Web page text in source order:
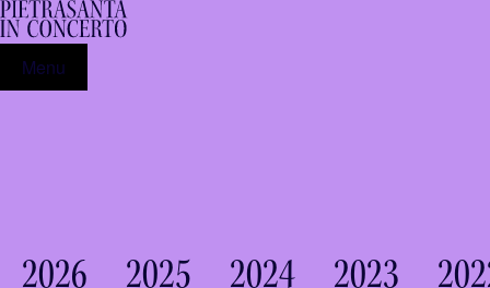
Menu
2026 2025 2024 2023